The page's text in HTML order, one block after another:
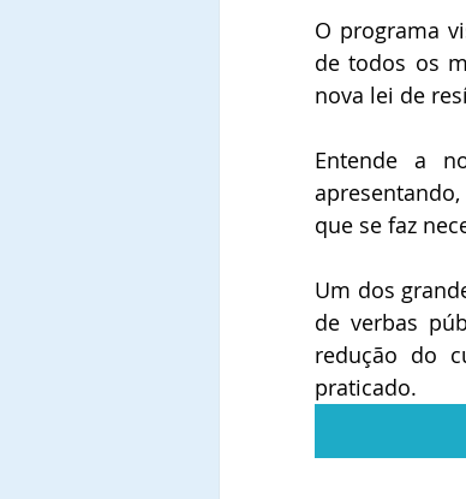
O programa
de todos os
nova lei de
Entende a
que se faz
Um dos
de verbas
redução do
praticado.